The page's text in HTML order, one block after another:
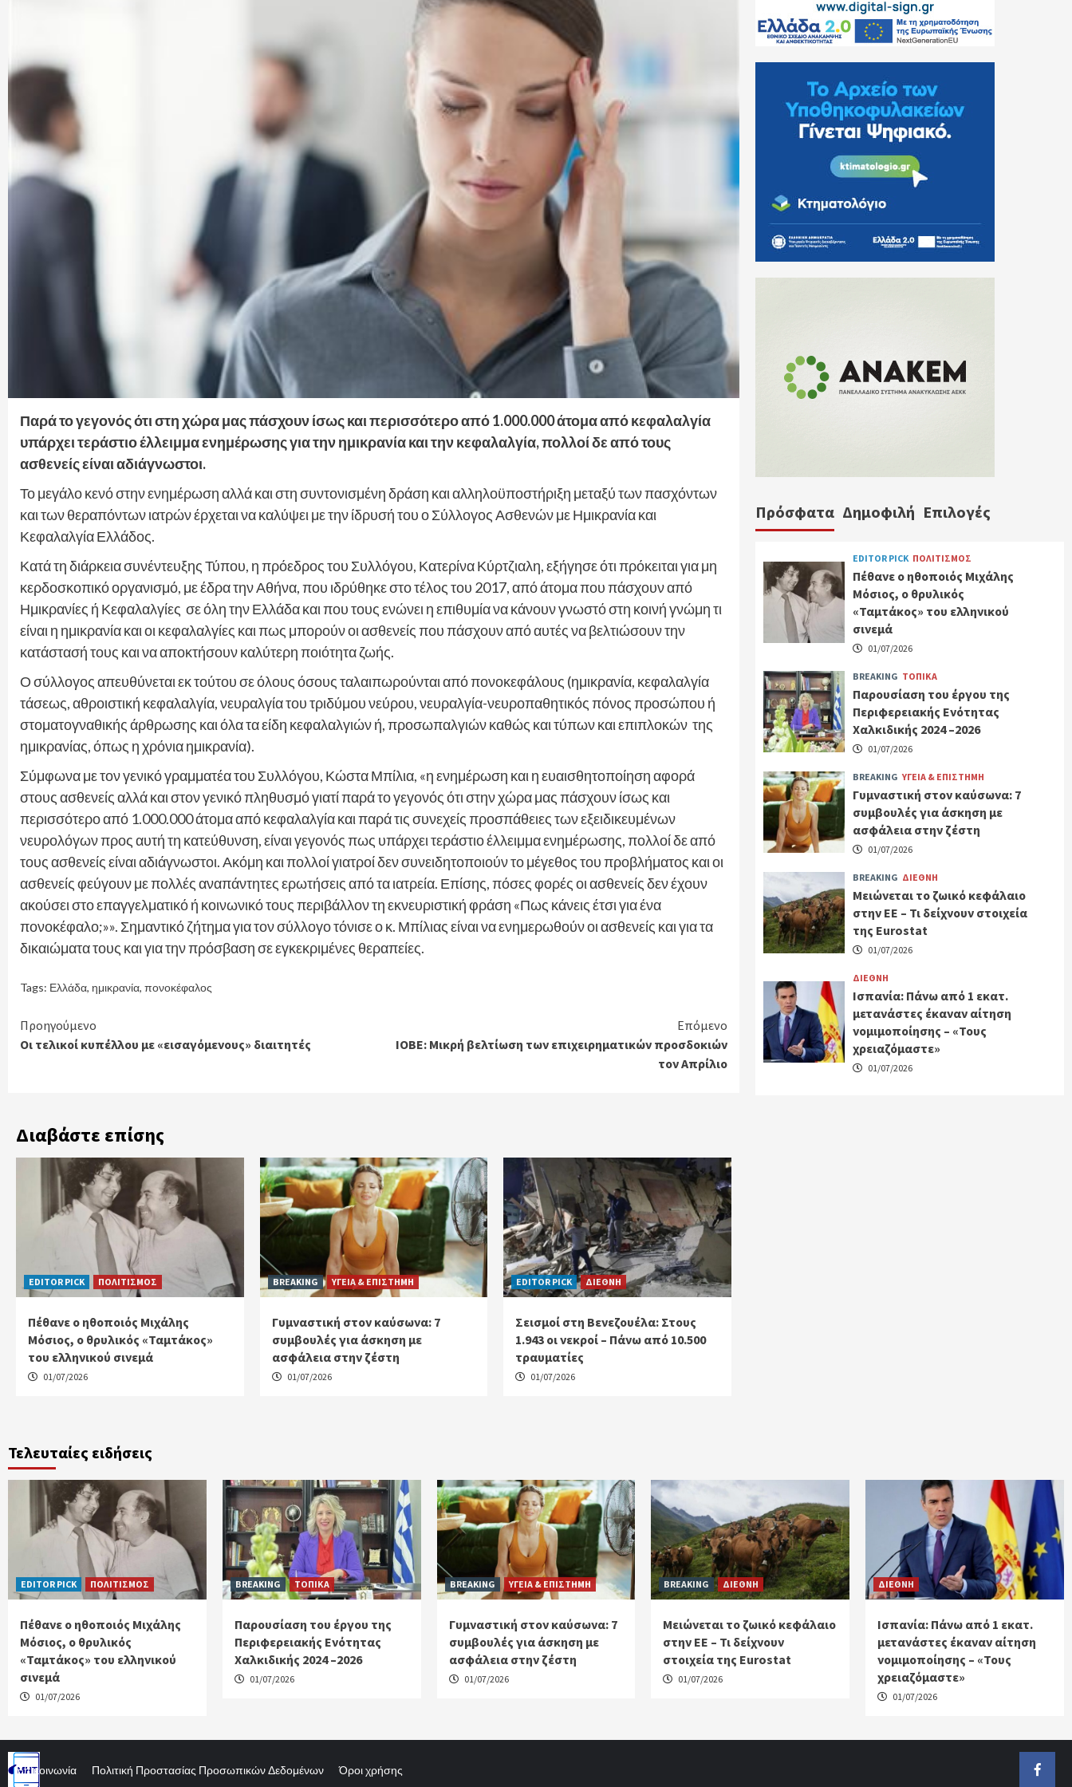
Παρά το γεγονός ότι στη χώρα μας πάσχουν ίσως και περισσότερο από 1.000.000 άτομα από κεφαλαλγία
υπάρχει τεράστιο έλλειμμα ενημέρωσης για την ημικρανία και την κεφαλαλγία, πολλοί δε από τους
ασθενείς είναι αδιάγνωστοι.
Το μεγάλο κενό στην ενημέρωση αλλά και στη συντονισμένη δράση και αλληλοϋποστήριξη μεταξύ των πασχόντων
και των θεραπόντων ιατρών έρχεται να καλύψει με την ίδρυσή του ο Σύλλογος Ασθενών με Ημικρανία και
Κεφαλαλγία Ελλάδος.
Κατά τη διάρκεια συνέντευξης Τύπου, η πρόεδρος του Συλλόγου, Κατερίνα Κύρτζιαλη, εξήγησε ότι πρόκειται για μη
κερδοσκοπικό οργανισμό, με έδρα την Αθήνα, που ιδρύθηκε στο τέλος του 2017, από άτομα που πάσχουν από
Ημικρανίες ή Κεφαλαλγίες σε όλη την Ελλάδα και που τους ενώνει η επιθυμία να κάνουν γνωστό στη κοινή γνώμη τι
είναι η ημικρανία και οι κεφαλαλγίες και πως μπορούν οι ασθενείς που πάσχουν από αυτές να βελτιώσουν την
κατάστασή τους και να αποκτήσουν καλύτερη ποιότητα ζωής.
Ο σύλλογος απευθύνεται εκ τούτου σε όλους όσους ταλαιπωρούνται από πονοκεφάλους (ημικρανία, κεφαλαλγία
τάσεως, αθροιστική κεφαλαλγία, νευραλγία του τριδύμου νεύρου, νευραλγία-νευροπαθητικός πόνος προσώπου ή
στοματογναθικής άρθρωσης και όλα τα είδη κεφαλαλγιών ή, προσωπαλγιών καθώς και τύπων και επιπλοκών της
ημικρανίας, όπως η χρόνια ημικρανία).
Σύμφωνα με τον γενικό γραμματέα του Συλλόγου, Κώστα Μπίλια, «η ενημέρωση και η ευαισθητοποίηση αφορά
στους ασθενείς αλλά και στον γενικό πληθυσμό γιατί παρά το γεγονός ότι στην χώρα μας πάσχουν ίσως και
περισσότερο από 1.000.000 άτομα από κεφαλαλγία και παρά τις συνεχείς προσπάθειες των εξειδικευμένων
νευρολόγων προς αυτή τη κατεύθυνση, είναι γεγονός πως υπάρχει τεράστιο έλλειμμα ενημέρωσης, πολλοί δε από
τους ασθενείς είναι αδιάγνωστοι. Ακόμη και πολλοί γιατροί δεν συνειδητοποιούν το μέγεθος του προβλήματος και οι
ασθενείς φεύγουν με πολλές αναπάντητες ερωτήσεις από τα ιατρεία. Επίσης, πόσες φορές οι ασθενείς δεν έχουν
ακούσει στο επαγγελματικό ή κοινωνικό τους περιβάλλον τη εκνευριστική φράση «Πως κάνεις έτσι για ένα
πονοκέφαλο;»». Σημαντικό ζήτημα για τον σύλλογο τόνισε ο κ. Μπίλιας είναι να ενημερωθούν οι ασθενείς και για τα
δικαιώματα τους και για την πρόσβαση σε εγκεκριμένες θεραπείες.
Tags: Ελλάδα, ημικρανία, πονοκέφαλος
Continue
Reading
Προηγούμενο
Οι τελικοί κυπέλλου με «εισαγόμενους» διαιτητές
Επόμενο
ΙΟΒΕ: Μικρή βελτίωση των επιχειρηματικών προσδοκιών
τον Απρίλιο
Διαβάστε επίσης
EDITOR PICK ΠΟΛΙΤΙΣΜΟΣ
Πέθανε ο ηθοποιός Μιχάλης
Μόσιος, ο θρυλικός «Ταμτάκος»
του ελληνικού σινεμά
01/07/2026
BREAKING ΥΓΕΙΑ & ΕΠΙΣΤΗΜΗ
Γυμναστική στον καύσωνα: 7
συμβουλές για άσκηση με
ασφάλεια στην ζέστη
01/07/2026
EDITOR PICK ΔΙΕΘΝΗ
Σεισμοί στη Βενεζουέλα: Στους
1.943 οι νεκροί – Πάνω από 10.500
τραυματίες
01/07/2026
Πρόσφατα Δημοφιλή Επιλογές
EDITOR PICK ΠΟΛΙΤΙΣΜΟΣ
Πέθανε ο ηθοποιός Μιχάλης
Μόσιος, ο θρυλικός
«Ταμτάκος» του ελληνικού
σινεμά
01/07/2026
BREAKING ΤΟΠΙΚΑ
Παρουσίαση του έργου της
Περιφερειακής Ενότητας
Χαλκιδικής 2024 –2026
01/07/2026
BREAKING ΥΓΕΙΑ & ΕΠΙΣΤΗΜΗ
Γυμναστική στον καύσωνα: 7
συμβουλές για άσκηση με
ασφάλεια στην ζέστη
01/07/2026
BREAKING ΔΙΕΘΝΗ
Μειώνεται το ζωικό κεφάλαιο
στην ΕΕ – Τι δείχνουν στοιχεία
της Eurostat
01/07/2026
ΔΙΕΘΝΗ
Ισπανία: Πάνω από 1 εκατ.
μετανάστες έκαναν αίτηση
νομιμοποίησης – «Τους
χρειαζόμαστε»
01/07/2026
Τελευταίες ειδήσεις
EDITOR PICK ΠΟΛΙΤΙΣΜΟΣ
Πέθανε ο ηθοποιός Μιχάλης
Μόσιος, ο θρυλικός
«Ταμτάκος» του ελληνικού
σινεμά
01/07/2026
BREAKING ΤΟΠΙΚΑ
Παρουσίαση του έργου της
Περιφερειακής Ενότητας
Χαλκιδικής 2024 –2026
01/07/2026
BREAKING ΥΓΕΙΑ & ΕΠΙΣΤΗΜΗ
Γυμναστική στον καύσωνα: 7
συμβουλές για άσκηση με
ασφάλεια στην ζέστη
01/07/2026
BREAKING ΔΙΕΘΝΗ
Μειώνεται το ζωικό κεφάλαιο
στην ΕΕ – Τι δείχνουν
στοιχεία της Eurostat
01/07/2026
ΔΙΕΘΝΗ
Ισπανία: Πάνω από 1 εκατ.
μετανάστες έκαναν αίτηση
νομιμοποίησης – «Τους
χρειαζόμαστε»
01/07/2026
Επικοινωνία Πολιτική Προστασίας Προσωπικών Δεδομένων Όροι χρήσης